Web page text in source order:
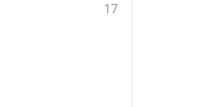
17